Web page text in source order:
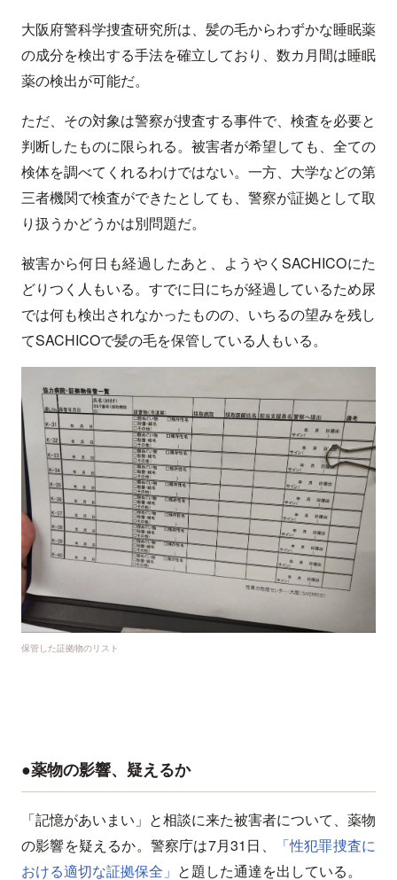
大阪府警科学捜査研究所は、髪の毛からわずかな睡眠薬
の成分を検出する手法を確立しており、数カ月間は睡眠
薬の検出が可能だ。
ただ、その対象は警察が捜査する事件で、検査を必要と
判断したものに限られる。被害者が希望しても、全ての
検体を調べてくれるわけではない。一方、大学などの第
三者機関で検査ができたとしても、警察が証拠として取
り扱うかどうかは別問題だ。
被害から何日も経過したあと、ようやくSACHICOにた
どりつく人もいる。すでに日にちが経過しているため尿
では何も検出されなかったものの、いちるの望みを残し
てSACHICOで髪の毛を保管している人もいる。
保管した証拠物のリスト
●薬物の影響、疑えるか
「記憶があいまい」と相談に来た被害者について、薬物
の影響を疑えるか。警察庁は7月31日、
「性犯罪捜査に
おける適切な証拠保全」 と題した通達を出している。